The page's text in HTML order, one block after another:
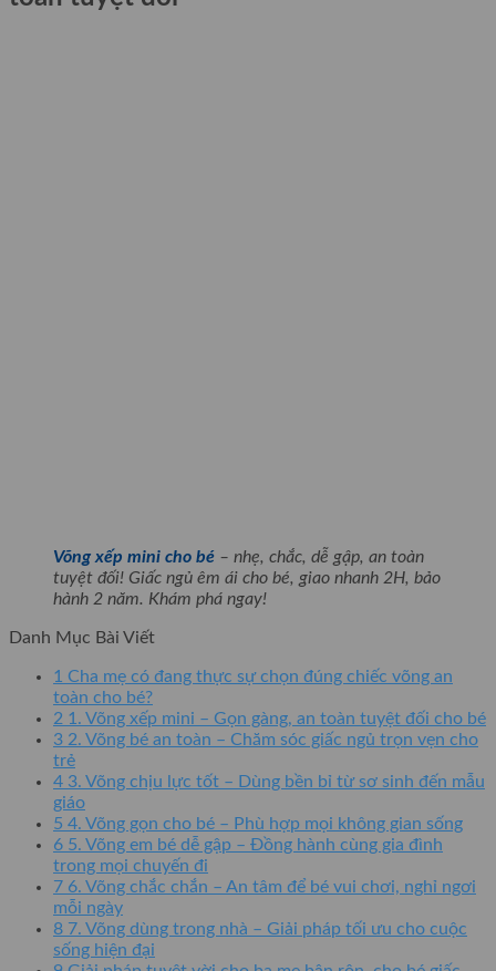
Võng xếp mini cho bé – nhẹ, chắc, dễ gập, an toàn
tuyệt đối! Giấc ngủ êm ái cho bé, giao nhanh 2H, bảo
hành 2 năm. Khám phá ngay!
Danh Mục Bài Viết
1 Cha mẹ có đang thực sự chọn đúng chiếc võng an
toàn cho bé?
2 1. Võng xếp mini – Gọn gàng, an toàn tuyệt đối cho bé
3 2. Võng bé an toàn – Chăm sóc giấc ngủ trọn vẹn cho
trẻ
4 3. Võng chịu lực tốt – Dùng bền bỉ từ sơ sinh đến mẫu
giáo
5 4. Võng gọn cho bé – Phù hợp mọi không gian sống
6 5. Võng em bé dễ gập – Đồng hành cùng gia đình
trong mọi chuyến đi
7 6. Võng chắc chắn – An tâm để bé vui chơi, nghỉ ngơi
mỗi ngày
8 7. Võng dùng trong nhà – Giải pháp tối ưu cho cuộc
sống hiện đại